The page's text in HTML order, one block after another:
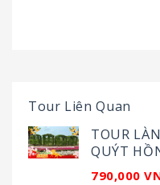
Tour Liên Quan
TOUR
QUÝT
790,000